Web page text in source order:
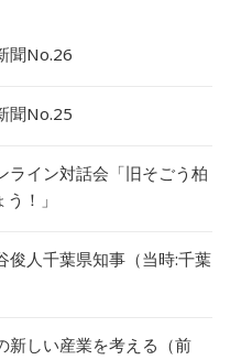
聞No.26
聞No.25
ライン対話会「旧そごう柏
！」
俊人千葉県知事（当時:千葉
新しい産業を考える（前